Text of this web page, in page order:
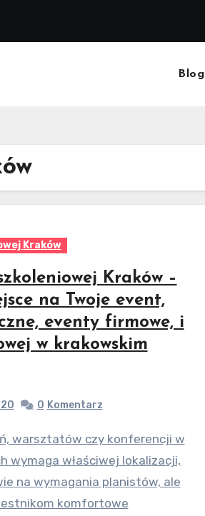
Blog
Kraków
Kraków –
na Twoje event,
eventy firmowe, i
w krakowskim
0 Komentarz
wymaga właściwej lokalizacji,
na wymagania planistów, ale
komfortowe